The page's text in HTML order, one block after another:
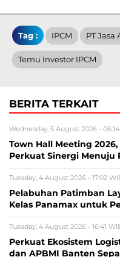
Tag : IPCM PT Jasa
Temu Investor IPCM
BERITA TERKAIT
Wednesday, 5 August 2026 -
Town Hall Meeting
Perkuat Sinergi
Tuesday, 4 August 2026 - 17:02
Pelabuhan Patimban
Kelas Panamax untuk
Tuesday, 4 August 2026 - 16:41
Perkuat Ekosistem
dan APBMI Banten